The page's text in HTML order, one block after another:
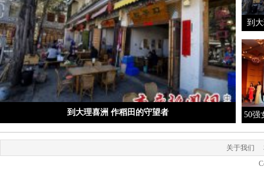
到大理喜洲 作稻田的守望者
到
50强
关于我们